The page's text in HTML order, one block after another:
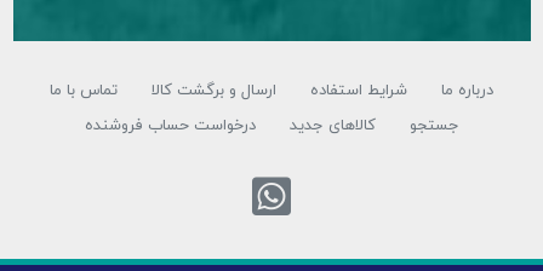
شرایط استفاده ارسال و برگشت کالا
تماس با ما
کالاهای جدید درخواست حساب فروشنده
تماس با واتس اپ